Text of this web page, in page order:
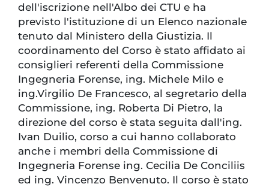
dell'iscrizione nell'Albo dei CTU e ha
previsto l'istituzione di un Elenco nazionale
tenuto dal Ministero della Giustizia. Il
coordinamento del Corso è stato affidato ai
consiglieri referenti della Commissione
Ingegneria Forense, ing. Michele Milo e
ing.Virgilio De Francesco, al segretario della
Commissione, ing. Roberta Di Pietro, la
direzione del corso è stata seguita dall'ing.
Ivan Duilio, corso a cui hanno collaborato
anche i membri della Commissione di
Ingegneria Forense ing. Cecilia De Conciliis
ed ing. Vincenzo Benvenuto. Il corso è stato